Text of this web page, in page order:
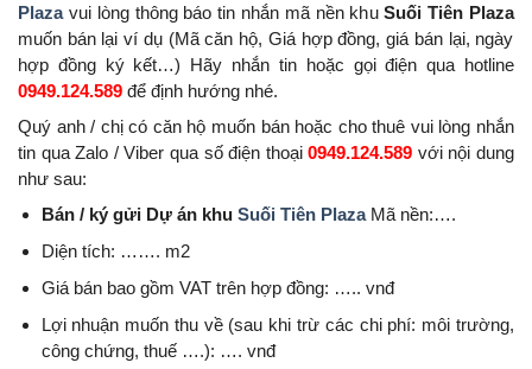
Plazavui lòng thông báo tin nhắn mã nền khuSuối Tiên Plaza
muốn bán lại ví dụ (Mã căn hộ, Giá hợp đồng, giá bán lại, ngày
hợp đồng ký kết…) Hãy nhắn tin hoặc gọi điện qua hotline
0949.124.589 để định hướng nhé.
Quý anh / chị có căn hộ muốn bán hoặc cho thuê vui lòng nhắn
tin qua Zalo / Viber qua số điện thoại0949.124.589 với nội dung
như sau:
Bán / ký gửi Dự án khu Suối Tiên PlazaMã nền:….
Diện tích: ……. m2
Giá bán bao gồm VAT trên hợp đồng: ….. vnđ
Lợi nhuận muốn thu về (sau khi trừ các chi phí: môi trường,
công chứng, thuế ….): …. vnđ